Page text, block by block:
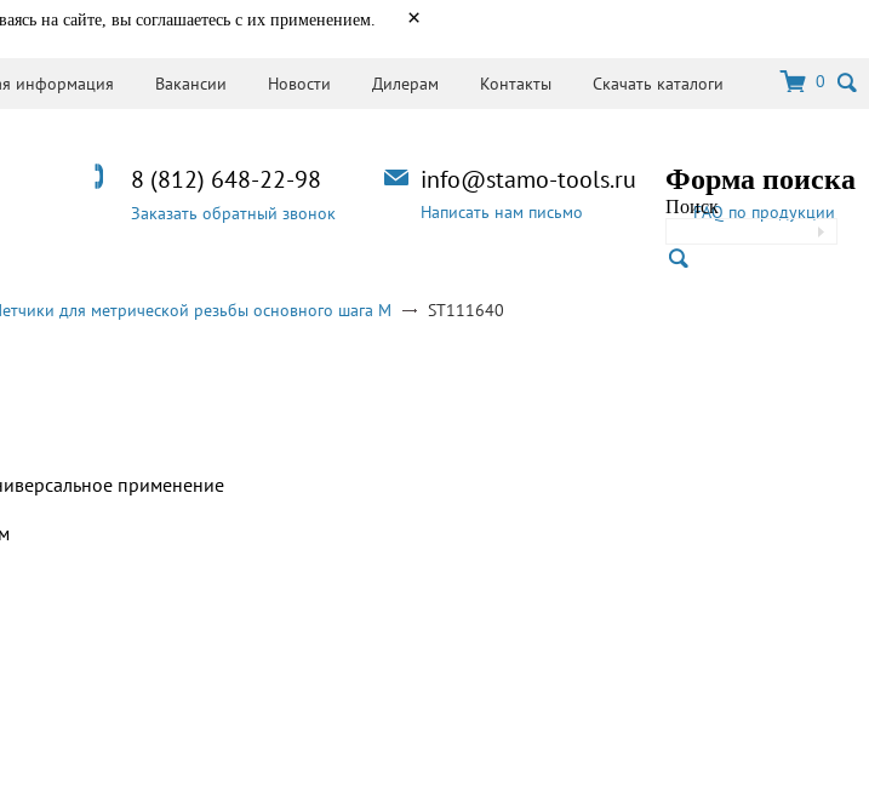
на сайте, вы соглашаетесь с их применением. ×
информация Вакансии Новости Дилерам Контакты Скачать каталоги 0
Форма поиска
ПоискFAQ по продукции
info@stamo-tools.ru
Написать нам письмо
8 (812) 648-22-98
Заказать обратный звонок
для метрической резьбы основного шага M ST111640
применение